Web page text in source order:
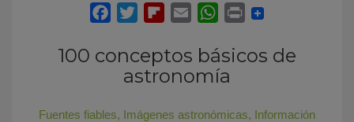
100 conceptos básicos de
astronomía
Fuentes fiables, Imágenes astronómicas, Información